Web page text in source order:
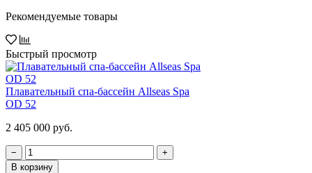
Рекомендуемые товары
Быстрый просмотр
Плавательный спа-бассейн Allseas Spa
OD 52
2 405 000 руб.
−
+
В корзину